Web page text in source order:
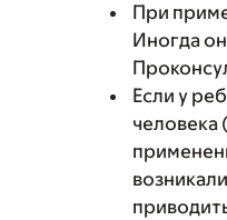
При
Иногда
Если у
человека